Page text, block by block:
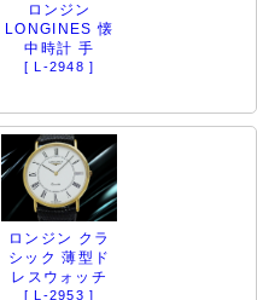
ロンジン
LONGINES 懐
中時計 手
[ L-2948 ]
ロンジン クラ
シック 薄型ド
レスウォッチ
[ L-2953 ]